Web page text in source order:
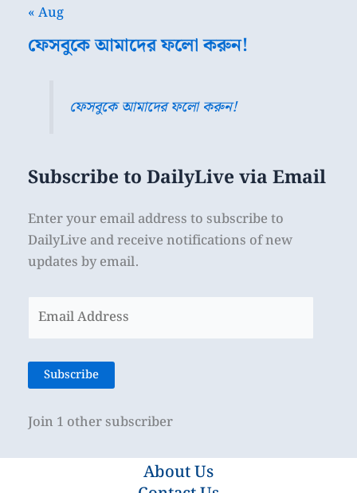
« Aug
ফেসবুকে আমাদের ফলো করুন!
ফেসবুকে আমাদের ফলো করুন!
Subscribe to DailyLive via Email
Enter your email address to subscribe to
DailyLive and receive notifications of new
updates by email.
Address
Subscribe
Join 1 other subscriber
About Us